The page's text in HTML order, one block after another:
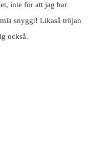
inte för att jag har
snyggt! Likaså tröjan
också.